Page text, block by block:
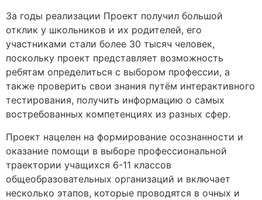
За годы реализации Проект получил большой
отклик у школьников и их родителей, его
участниками стали более 30 тысяч человек,
поскольку проект представляет возможность
ребятам определиться с выбором профессии, а
также проверить свои знания путём интерактивного
тестирования, получить информацию о самых
востребованных компетенциях из разных сфер.
Проект нацелен на формирование осознанности и
оказание помощи в выборе профессиональной
траектории учащихся 6-11 классов
общеобразовательных организаций и включает
несколько этапов, которые проводятся в очных и